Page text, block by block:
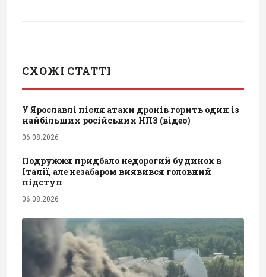
СХОЖІ СТАТТІ
У Ярославлі після атаки дронів горить один із
найбільших російських НПЗ (відео)
06.08.2026
Подружжя придбало недорогий будинок в
Італії, але незабаром виявився головний
підступ
06.08.2026